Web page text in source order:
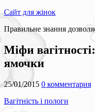
Сайт для жінок
Правильне знання
Міфи
ямочки
25/01/2015 0 комментария
Вагітність і пологи